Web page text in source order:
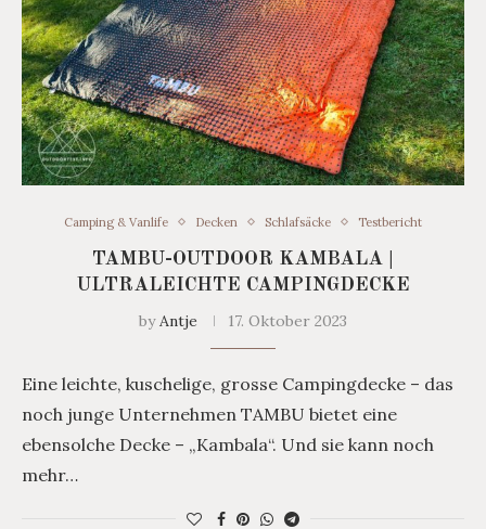
Camping & Vanlife Decken Schlafsäcke Testbericht
TAMBU-OUTDOOR KAMBALA |
ULTRALEICHTE CAMPINGDECKE
byAntje 17. Oktober 2023
Eine leichte, kuschelige, grosse Campingdecke – das
noch junge Unternehmen TAMBU bietet eine
ebensolche Decke – „Kambala“. Und sie kann noch
mehr…